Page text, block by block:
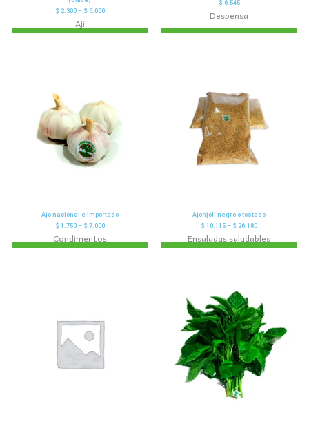
$2.300– $6.000
Ají
$6.545
Despensa
Ajo nacional e importado
$1.750– $7.000
Condimentos
Ajonjolí negro o tostado
$ 10.115 – $ 26.180
Ensaladas saludables